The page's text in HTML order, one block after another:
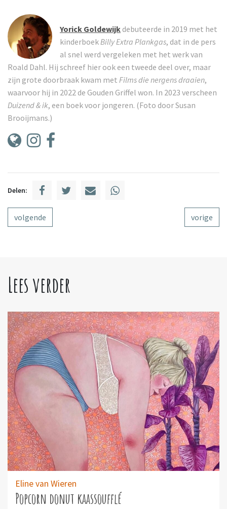
Yorick Goldewijk debuteerde in 2019 met het
kinderboekBilly Extra Plankgas, dat in de pers
al snel werd vergeleken met het werk van
Roald Dahl. Hij schreef hier ook een tweede deel over, maar
zijn grote doorbraak kwam met Films die nergens draaien,
waarvoor hij in 2022 de Gouden Griffel won. In 2023 verscheen
Duizend & ik, een boek voor jongeren. (Foto door Susan
Brooijmans.)
Delen:
volgende vorige
Lees verder
Eline van Wieren
Popcorn donut kaassoufflé